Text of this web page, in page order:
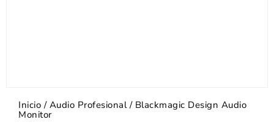
Inicio / Audio Profesional/ Blackmagic Design Audio
Monitor